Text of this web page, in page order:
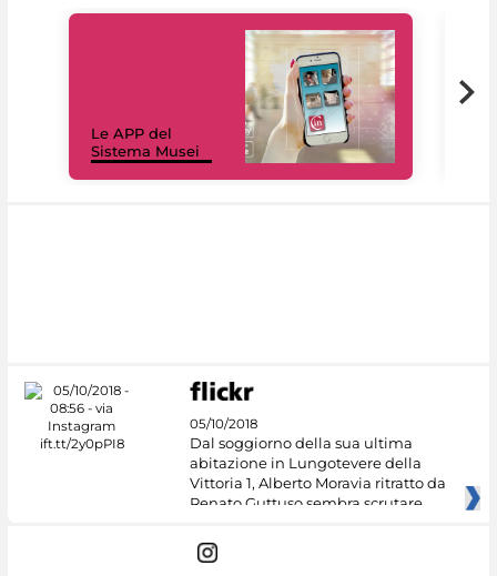
Le APP del
Sistema Musei
05/10/2018
Dal soggiorno della sua ultima
abitazione in Lungotevere della
Vittoria 1, Alberto Moravia ritratto da
Renato Guttuso sembra scrutare